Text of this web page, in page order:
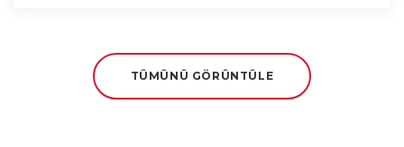
TÜMÜNÜ GÖRÜNTÜLE